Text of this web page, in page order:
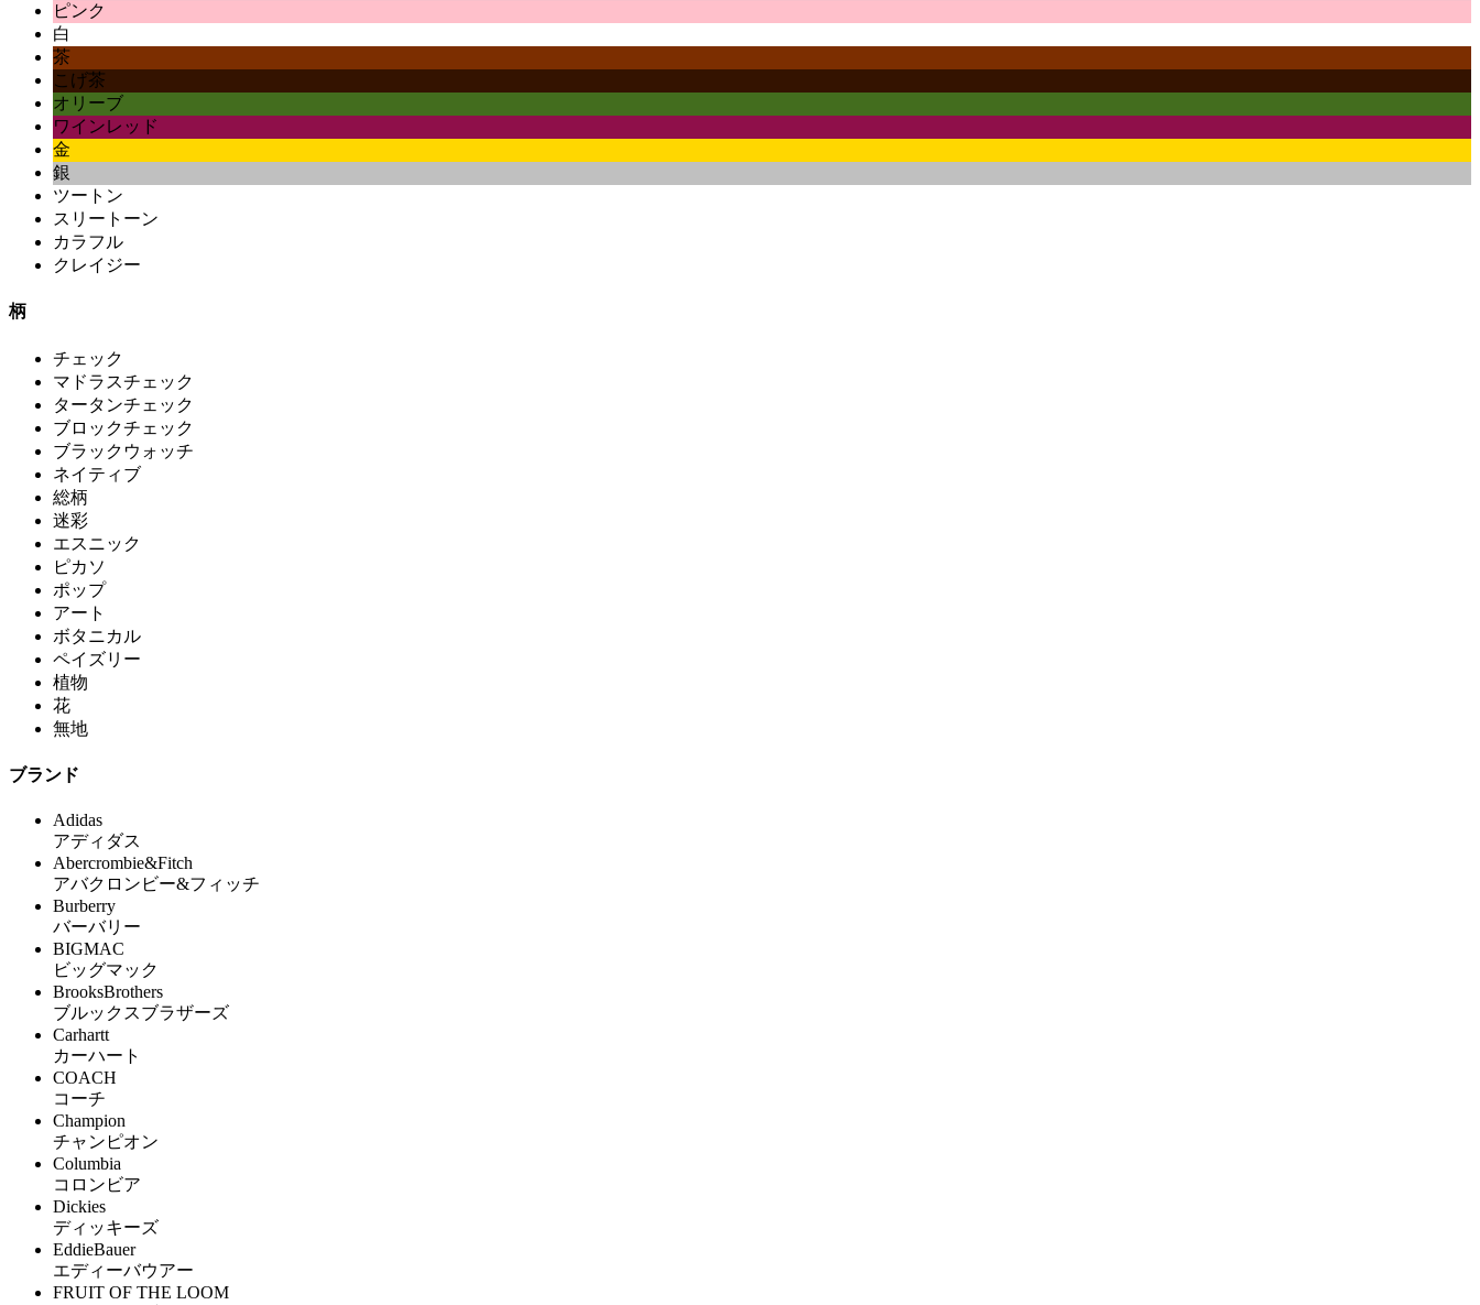
ピンク
白
茶
こげ茶
オリーブ
ワインレッド
金
銀
ツートン
スリートーン
カラフル
クレイジー
柄
チェック
マドラスチェック
タータンチェック
ブロックチェック
ブラックウォッチ
ネイティブ
総柄
迷彩
エスニック
ピカソ
ポップ
アート
ボタニカル
ペイズリー
植物
花
無地
ブランド
Adidas
アディダス
Abercrombie&Fitch
アバクロンビー&フィッチ
Burberry
バーバリー
BIGMAC
ビッグマック
BrooksBrothers
ブルックスブラザーズ
Carhartt
カーハート
COACH
コーチ
Champion
チャンピオン
Columbia
コロンビア
Dickies
ディッキーズ
EddieBauer
エディーバウアー
FRUIT OF THE LOOM